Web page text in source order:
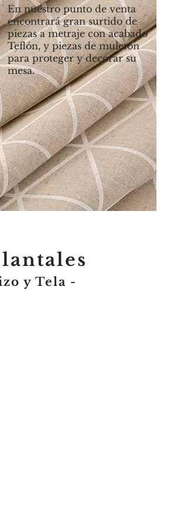
En nuestro punto de venta
encontrará gran surtido de
piezas a metraje con acabado
Teflón, y piezas de muletón
para proteger y decorar su
mesa.
y Tela -